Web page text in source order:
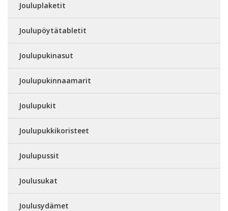
Jouluplaketit
Joulupöytätabletit
Joulupukinasut
Joulupukinnaamarit
Joulupukit
Joulupukkikoristeet
Joulupussit
Joulusukat
Joulusydämet